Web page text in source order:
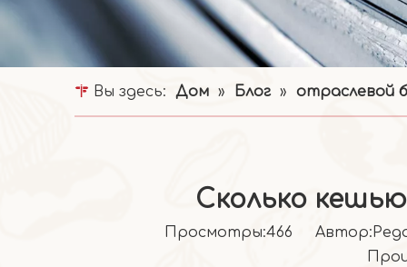
Вы здесь: Дом » Блог » отраслевой
Сколько
Просмотры:466